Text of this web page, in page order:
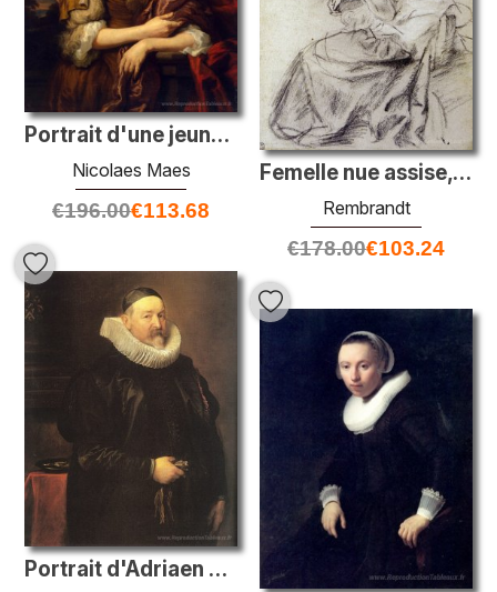
Portrait d'une jeune femme
Nicolaes Maes
€196.00€113.68
Femelle nue assise, Suzanne
Rembrandt
€178.00€103.24
Portrait d'Adriaen Stevens